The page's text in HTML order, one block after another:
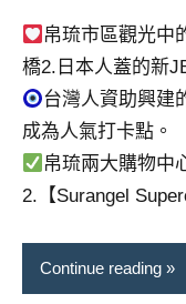
帛琉市區觀光中
橋2.日本人蓋的新
台灣人資助興建
成為人氣打卡點。
帛琉兩大購物中
2.【Surangel
Continue reading